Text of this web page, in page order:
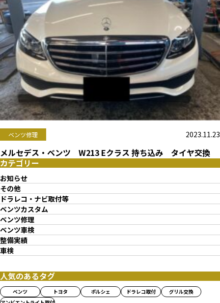
ベンツ修理 2023.11.23
メルセデス・ベンツ W213 Eクラス 持ち込み タイヤ交換
カテゴリー
お知らせ
その他
ドラレコ・ナビ取付等
ベンツカスタム
ベンツ修理
ベンツ車検
整備実績
車検
人気のあるタグ
ベンツ トヨタ ポルシェ ドラレコ取付
グリル交換